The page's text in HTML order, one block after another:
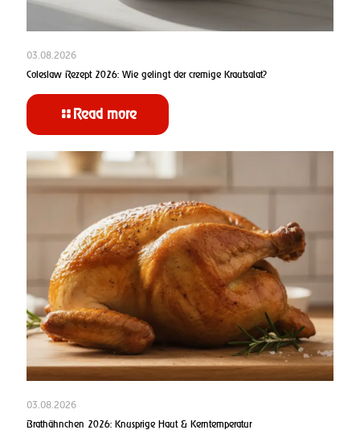
03.08.2026
Coleslaw Rezept 2026: Wie gelingt der cremige Krautsalat?
Read more
03.08.2026
Brathähnchen 2026: Knusprige Haut & Kerntemperatur